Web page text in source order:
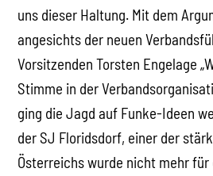
uns dieser Haltung. Mit dem
angesichts der neuen
Vorsitzenden Torsten Engelage
Stimme in der
ging die Jagd auf Funke-Ideen
der SJ Floridsdorf, einer der
Österreichs wurde nicht mehr für